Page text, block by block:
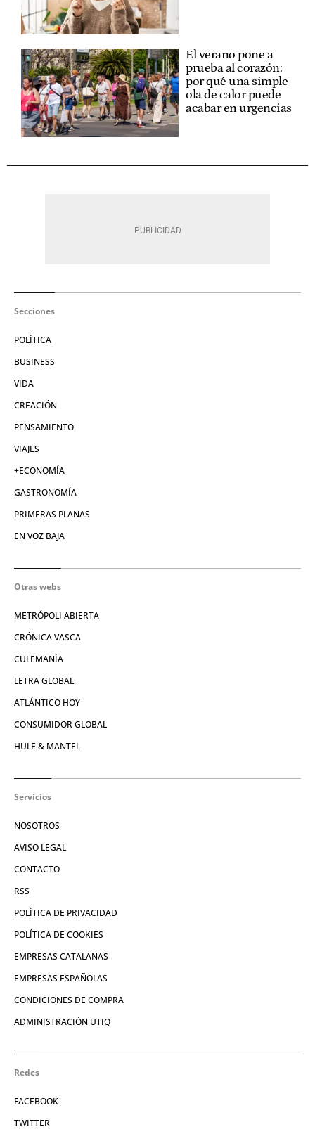
El verano pone a
prueba al corazón:
por qué una simple
ola de calor puede
acabar en urgencias
Secciones
POLÍTICA
BUSINESS
VIDA
CREACIÓN
PENSAMIENTO
VIAJES
+ECONOMÍA
GASTRONOMÍA
PRIMERAS PLANAS
EN VOZ BAJA
Otras webs
METRÓPOLI ABIERTA
CRÓNICA VASCA
CULEMANÍA
LETRA GLOBAL
ATLÁNTICO HOY
CONSUMIDOR GLOBAL
HULE & MANTEL
Servicios
NOSOTROS
AVISO LEGAL
CONTACTO
RSS
POLÍTICA DE PRIVACIDAD
POLÍTICA DE COOKIES
EMPRESAS CATALANAS
EMPRESAS ESPAÑOLAS
CONDICIONES DE COMPRA
ADMINISTRACIÓN UTIQ
Redes
FACEBOOK
TWITTER